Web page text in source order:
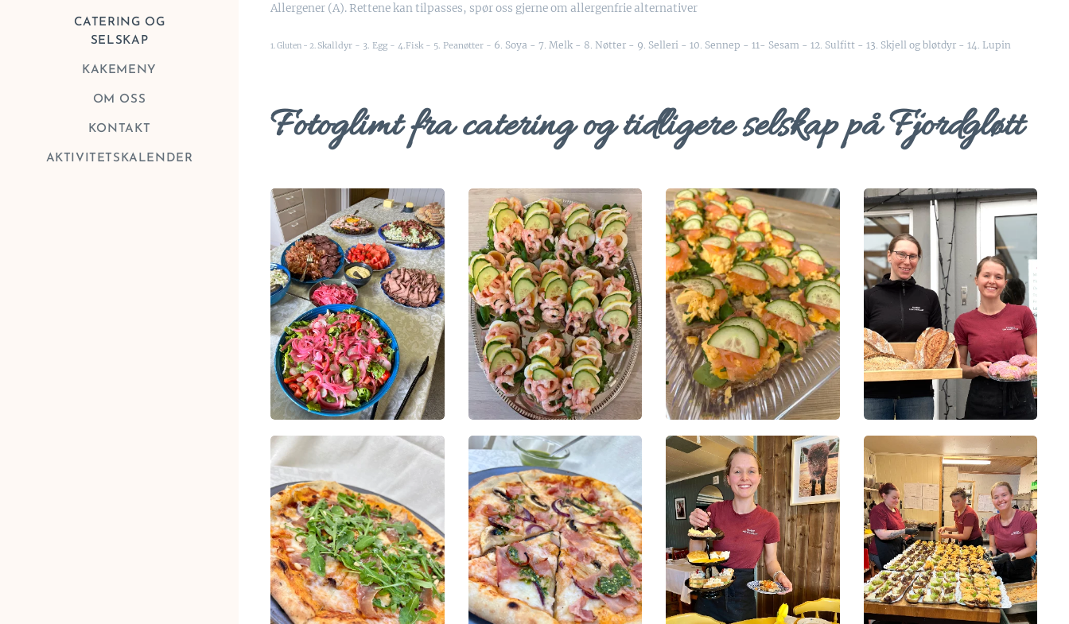
CATERING OG
SELSKAP
KAKEMENY
OM OSS
KONTAKT
AKTIVITETSKALENDER
Allergener (A). Rettene kan tilpasses, spør oss gjerne om allergenfrie alternativer
1. Gluten - 2.Skalldyr - 3. Egg - 4.Fisk - 5. Peanøtter - 6. Soya - 7. Melk - 8. Nøtter - 9. Selleri - 10. Sennep - 11- Sesam - 12. Sulfitt - 13. Skjell og bløtdyr - 14. Lupin
Fotoglimt fra catering og tidligere selskap på Fjordgløtt